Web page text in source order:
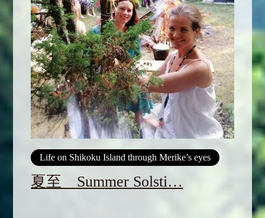
Life on Shikoku Island through Merike’s eyes
夏至 Summer Solsti…